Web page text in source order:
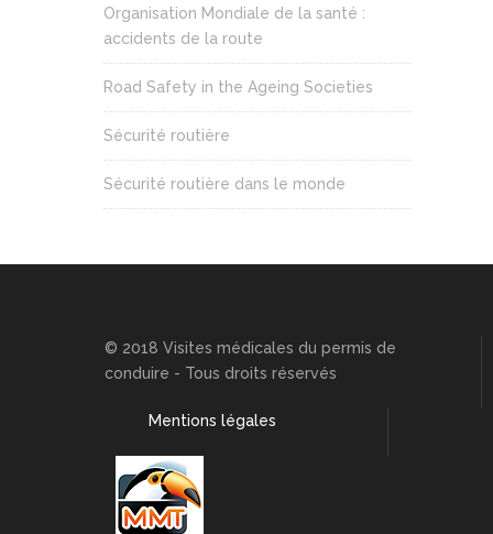
Organisation Mondiale de la santé :
accidents de la route
Road Safety in the Ageing Societies
Sécurité routière
Sécurité routière dans le monde
© 2018 Visites médicales du permis de
conduire - Tous droits réservés
Mentions légales